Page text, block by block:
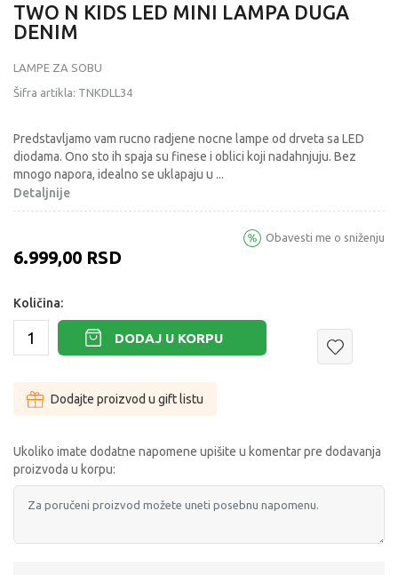
TWO N KIDS LED MINI LAMPA DUGA
DENIM
LAMPE ZA SOBU
Šifra artikla: TNKDLL34
Predstavljamo vam rucno radjene nocne lampe od drveta sa LED
diodama. Ono sto ih spaja su finese i oblici koji nadahnjuju. Bez
mnogo napora, idealno se uklapaju u ...
Detaljnije
6.999,00 RSD
Obavesti me o sniženju
Količina:
DODAJ U KORPU
Dodajte proizvod u gift listu
Ukoliko imate dodatne napomene upišite u komentar pre dodavanja
proizvoda u korpu: